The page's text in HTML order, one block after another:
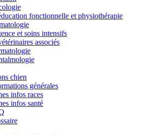
fonctionnelle et physiothérapie
et soins intensifs
associés
chien
générales
infos races
infos santé